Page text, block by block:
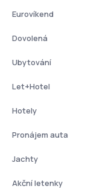
Eurovíkend
Dovolená
Ubytování
Let+Hotel
Hotely
Pronájem auta
Jachty
Akční letenky